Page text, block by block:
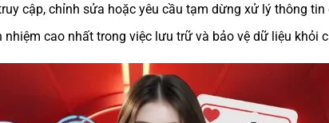
cập, chỉnh sửa hoặc yêu cầu tạm dừng xử lý thông
cao nhất trong việc lưu trữ và bảo vệ dữ liệu khỏi